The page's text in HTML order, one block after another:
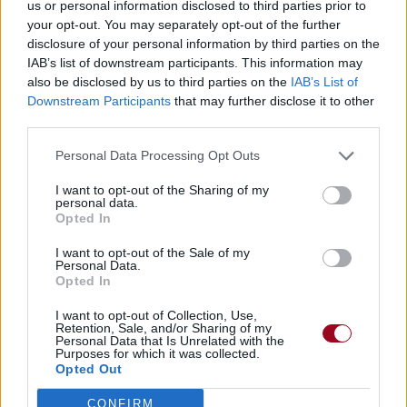
us or personal information disclosed to third parties prior to
your opt-out. You may separately opt-out of the further
disclosure of your personal information by third parties on the
IAB’s list of downstream participants. This information may
also be disclosed by us to third parties on the IAB’s List of
Downstream Participants that may further disclose it to other
Personal Data Processing Opt Outs
I want to opt-out of the Sharing of my
personal data.
Opted In
I want to opt-out of the Sale of my
Personal Data.
Opted In
I want to opt-out of Collection, Use,
Retention, Sale, and/or Sharing of my
Personal Data that Is Unrelated with the
Purposes for which it was collected.
Opted Out
CONFIRM